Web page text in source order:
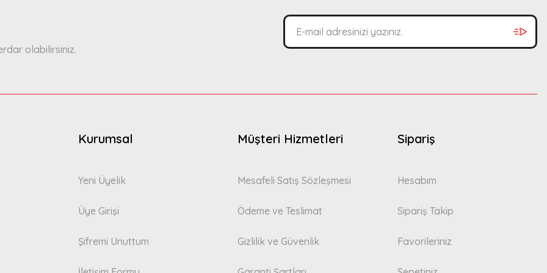
olabilirsiniz.
Kurumsal
Yeni Üyelik
Üye Girişi
Şifremi Unuttum
Müşteri Hizmetleri
Mesafeli Satış Sözleşmesi
Ödeme ve Teslimat
Gizlilik ve Güvenlik
Sipariş
Hesabım
Sipariş Takip
Favorileriniz